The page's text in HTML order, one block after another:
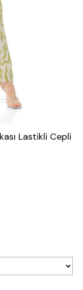
Lastikli Cepli